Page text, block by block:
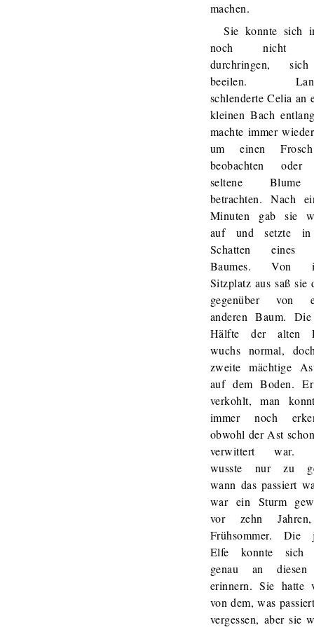
machen.
Sie konnte sich
noch nicht
durchringen,
beeilen.
schlenderte Celia an
kleinen Bach
machte immer
um einen
beobachten oder
seltene
betrachten. Nach
Minuten gab sie
auf und setzte
Schatten eines
Baumes. Von
Sitzplatz aus saß sie
gegenüber von
anderen Baum.
Hälfte der alten
wuchs normal,
zweite mächtige
auf dem Boden.
verkohlt, man
immer noch
obwohl der Ast
verwittert war.
wusste nur zu
wann das passiert
war ein Sturm
vor zehn
Frühsommer. Die
Elfe konnte sich
genau an
erinnern. Sie hatte
von dem, was
vergessen, aber sie